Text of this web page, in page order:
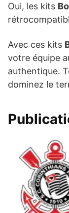
Oui, les kits
Avec ces kits
votre équipe
authentique.
dominez le